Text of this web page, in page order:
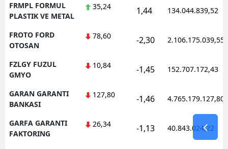
FRMPL FORMUL
PLASTIK VE METAL
35,24 1,44 134.044.839,52
FROTO FORD
OTOSAN
78,60 -2,30 2.106.175.039,55
FZLGY FUZUL
GMYO
10,84 -1,45 152.707.172,43
GARAN GARANTI
BANKASI
127,80 -1,46 4.765.179.127,80
GARFA GARANTI
FAKTORING
26,34 -1,13 40.843.024,22